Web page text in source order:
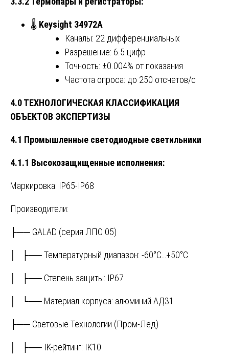
🌡️ Keysight 34972A
Каналы: 22 дифференциальных
Разрешение: 6.5 цифр
Точность: ±0.004% от показания
Частота опроса: до 250 отсчетов/с
4.0 ТЕХНОЛОГИЧЕСКАЯ КЛАССИФИКАЦИЯ
ОБЪЕКТОВ ЭКСПЕРТИЗЫ
4.1 Промышленные светодиодные светильники
4.1.1 Высокозащищенные исполнения:
Маркировка: IP65-IP68
Производители:
├── GALAD (серия ЛПО 05)
│ ├── Температурный диапазон: -60°C…+50°C
│ ├── Степень защиты: IP67
│ └── Материал корпуса: алюминий АД31
├── Световые Технологии (Пром-Лед)
│ ├── IK-рейтинг: IK10